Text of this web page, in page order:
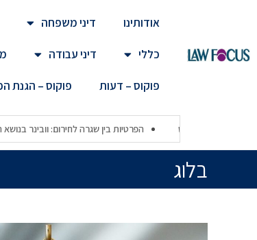
אודותינו דיני משפחה
כללי דיני עבודה
פוקוס – דעות פוקוס – הגנת
הפרטיות בין שגרה לחירום: את חוק הגנת הפרטיות המחודש
בלוג